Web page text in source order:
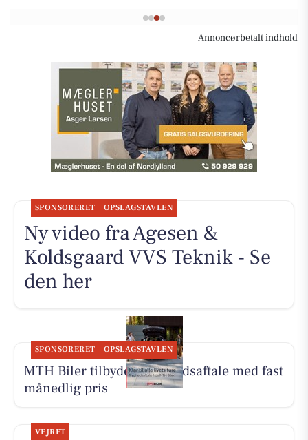
Annoncørbetalt indhold
SPONSORERET OPSLAGSTAVLEN
Ny video fra Agesen &
Koldsgaard VVS Teknik - Se
den her
SPONSORERET OPSLAGSTAVLEN
MTH Biler tilbyder Tryghedsaftale med fast
månedlig pris
VEJRET